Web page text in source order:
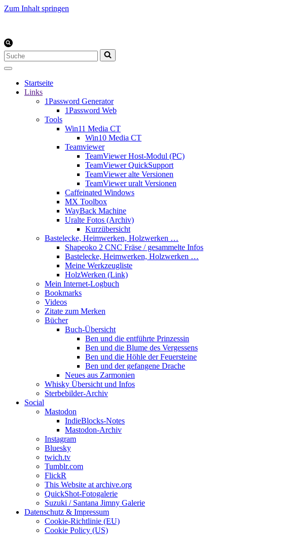
Zum Inhalt springen
Suchen
nach …
Startseite
Links
1Password Generator
1Password Web
Tools
Win11 Media CT
Win10 Media CT
Teamviewer
TeamViewer Host-Modul (PC)
TeamViewer QuickSupport
TeamViewer alte Versionen
TeamViewer uralt Versionen
Caffeinated Windows
MX Toolbox
WayBack Machine
Uralte Fotos (Archiv)
Kurzübersicht
Bastelecke, Heimwerken, Holzwerken …
Shapeoko 2 CNC Fräse / gesammelte Infos
Bastelecke, Heimwerken, Holzwerken …
Meine Werkzeugliste
HolzWerken (Link)
Mein Internet-Logbuch
Bookmarks
Videos
Zitate zum Merken
Bücher
Buch-Übersicht
Ben und die entführte Prinzessin
Ben und die Blume des Vergessens
Ben und die Höhle der Feuersteine
Ben und der gefangene Drache
Neues aus Zarmonien
Whisky Übersicht und Infos
Sterbebilder-Archiv
Social
Mastodon
IndieBlocks-Notes
Mastodon-Archiv
Instagram
Bluesky
twich.tv
Tumblr.com
FlickR
This Website at archive.org
QuickShot-Fotogalerie
Suzuki / Santana Jimny Galerie
Datenschutz & Impressum
Cookie-Richtlinie (EU)
Cookie Policy (US)